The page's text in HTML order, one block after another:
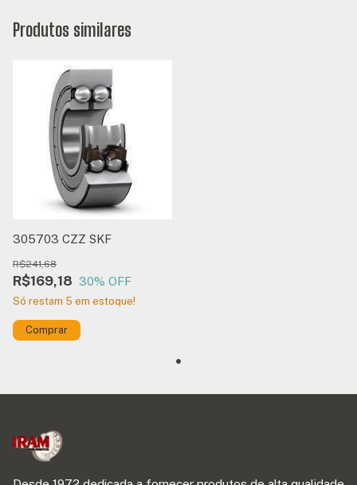
Produtos similares
305703 CZZ SKF
R$169,18
R$241,68
30% OFF
Só restam 5 em estoque!
Comprar